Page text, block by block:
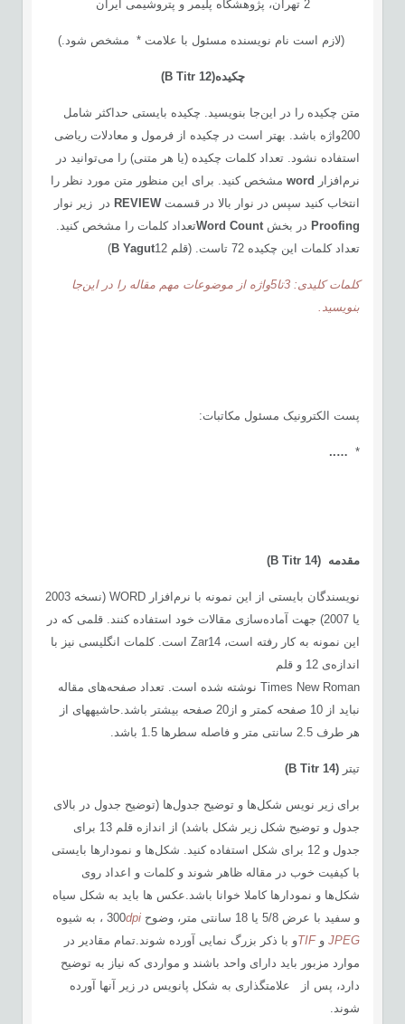
2 تهران، پژوهشگاه پلیمر و پتروشیمی ایران
(لازم است نام نویسنده مسئول با علامت * مشخص شود.)
چكيده(
B Titr 12)
متن چکیده را در این‌جا بنویسید. چکیده بایستی حداکثر شامل
200واژه باشد. بهتر است در چکیده از فرمول‌ و معادلات ریاضی
استفاده نشود. تعداد کلمات چکیده (یا هر متنی) را می‌توانید در
نرم‌افزار wordمشخص کنید. برای این منظور متن مورد نظر را
انتخاب کنید سپس در نوار بالا در قسمتREVIEWدر زیر نوار
Proofingدر بخش Word Countتعداد کلمات را مشخص کنید.
تعداد کلمات این چکیده 72 تاست. (قلم
B Yagut 12)
کلمات کلیدی: 3تا5واژه از موضوعات مهم مقاله را در این‌جا
بنویسید.
پست الکترونیک مسئول مکاتبات:
*
…..
مقدمه B Titr 14)
نویسندگان بایستی از این نمونه با نرم‌افزار WORD (نسخه 2003
یا 2007) جهت آماده‌سازی مقالات خود استفاده کنند. قلمی که در
این نمونه به کار رفته است، Zar14 است. کلمات انگلیسی نیز با
اندازه‌ی 12 و قلم
Times New Roman نوشته شده است. تعداد صفحه‌های مقاله
نباید از 10 صفحه کمتر و از20 صفحه بیشتر باشد.حاشیه­های از
هر طرف 2.5 سانتی متر و فاصله سطرها 1.5 باشد.
تیتر B Titr 14)
برای زیر نویس شکل ها و توضیح جدول‌ها (توضیح جدول در بالای
جدول و توضیح شکل زیر شکل باشد) از اندازه قلم 13 برای
جدول و 12 برای شکل استفاده کنید. شکل‌ها و نمودارها بایستی
با کیفیت خوب در مقاله ظاهر شوند و کلمات و اعداد روی
شکل‌ها و نمودارها کاملا خوانا باشد.عکس ها باید به شکل سیاه
و سفید با عرض 5/8 یا 18 سانتی متر، وضوح 300
dpi
، به شیوه
JPEGو TIFو با ذکر بزرگ نمایی آورده شوند.تمام مقادیر در
موارد مزبور باید دارای واحد باشند و مواردی که نیاز به توضیح
دارد، پس از علامت­گذاری به شکل پانویس در زیر آن­ها آورده
شوند.